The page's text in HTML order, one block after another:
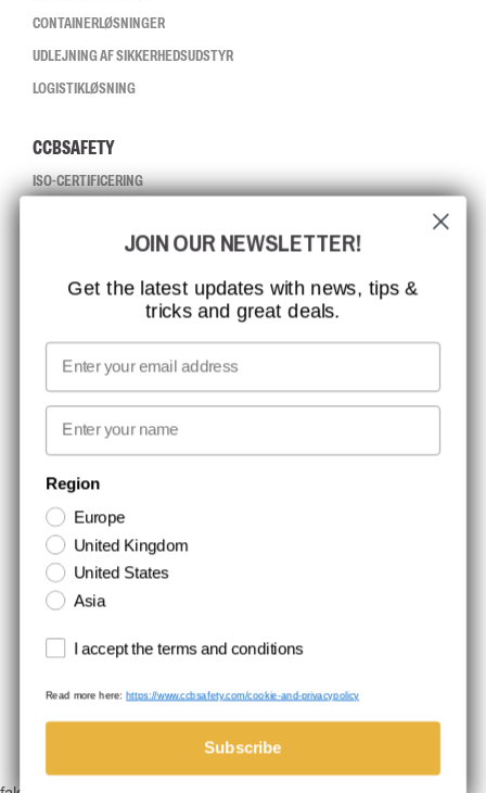
CONTAINERLØSNINGER
UDLEJNING AF SIKKERHEDSUDSTYR
LOGISTIKLØSNING
CCBSAFETY
ISO-CERTIFICERING
MISSION, VISION OG VÆRDIER
KONTAKT
JOB HOS CCBSAFETY
MEDIA
VI TAGER ANSVAR
NYHEDSBREV TILMELDING
Hold dig opdateret med gode tilbud og produktnyheder. Din e-mail
opbevares sikkert og du kan til enhver tid
Handelsbetingelser
Cookie- og privatlivspolitik
JOIN OUR NEWSLETTER!
Get the latest updates with news, tips &
tricks and great deals.
Email
First name
Region
Europe
United Kingdom
United States
Asia
Terms and conditions
I accept the terms and conditions
Read more here:https://www.ccbsafety.com/cookie-and-privacypolicy
Subscribe